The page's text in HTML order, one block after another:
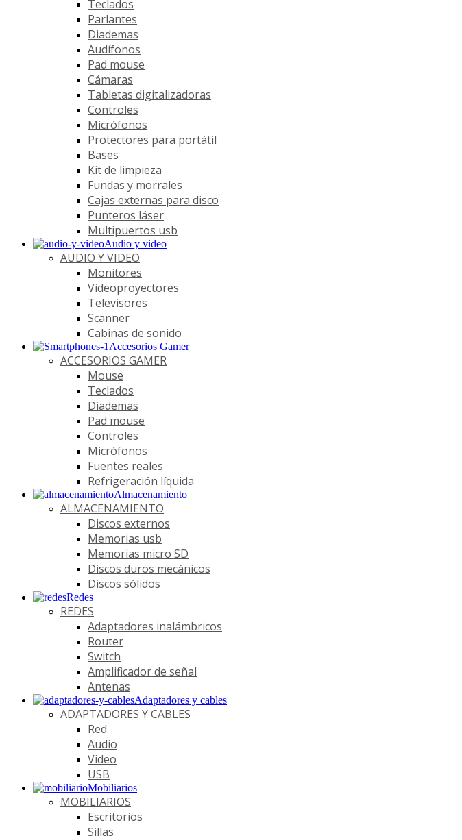
Teclados
Parlantes
Diademas
Audífonos
Pad mouse
Cámaras
Tabletas digitalizadoras
Controles
Micrófonos
Protectores para portátil
Bases
Kit de limpieza
Fundas y morrales
Cajas externas para disco
Punteros láser
Multipuertos usb
Audio y video
AUDIO Y VIDEO
Monitores
Videoproyectores
Televisores
Scanner
Cabinas de sonido
Accesorios Gamer
ACCESORIOS GAMER
Mouse
Teclados
Diademas
Pad mouse
Controles
Micrófonos
Fuentes reales
Refrigeración líquida
Almacenamiento
ALMACENAMIENTO
Discos externos
Memorias usb
Memorias micro SD
Discos duros mecánicos
Discos sólidos
Redes
REDES
Adaptadores inalámbricos
Router
Switch
Amplificador de señal
Antenas
Adaptadores y cables
ADAPTADORES Y CABLES
Red
Audio
Video
USB
Mobiliarios
MOBILIARIOS
Escritorios
Sillas